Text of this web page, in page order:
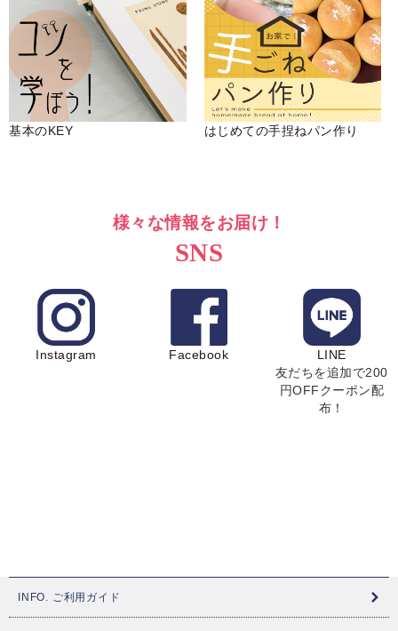
基本のKEY はじめての手捏ねパン作り
様々な情報をお届け！
SNS
Instagram Facebook
LINE
友だちを追加で200
円OFFクーポン配
布！